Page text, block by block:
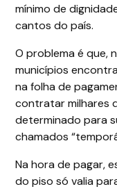
mínimo de
cantos do país.
O problema é que,
municípios
na folha de
contratar milhares
determinado para
chamados
Na hora de pagar,
do piso só valia